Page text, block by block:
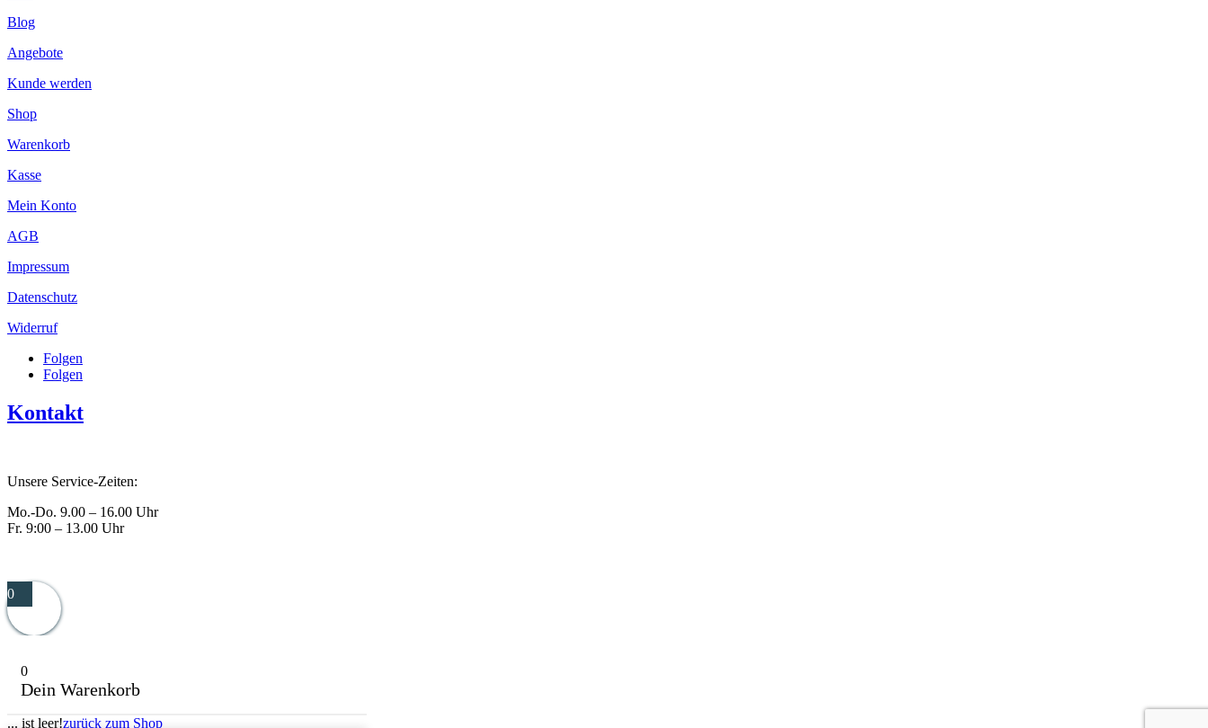
Blog
Angebote
Kunde werden
Shop
Warenkorb
Kasse
Mein Konto
AGB
Impressum
Datenschutz
Widerruf
Folgen
Folgen
Kontakt
Unsere Service-Zeiten:
Mo.-Do. 9.00 – 16.00 Uhr
Fr. 9:00 – 13.00 Uhr
0
0
Dein Warenkorb
... ist leer!zurück zum Shop